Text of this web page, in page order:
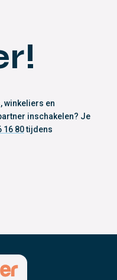
winkeliers en
inschakelen? Je
16 80tijdens